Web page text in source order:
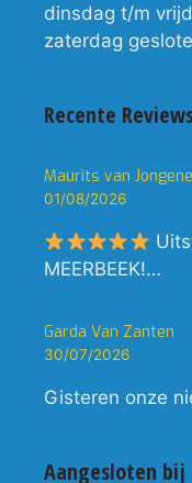
dinsdag t/m
zaterdag
Recente
Maurits van
01/08/2026
MEERBEEK!…
Garda Van Zanten
30/07/2026
Gisteren onze
Aangesloten bij